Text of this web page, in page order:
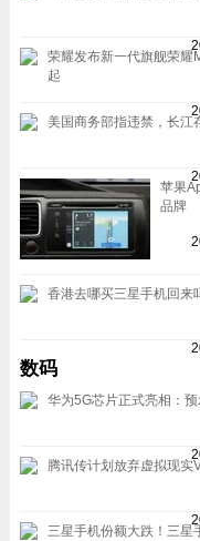
荣耀发布新一代旗舰荣
起
美国商务部指违禁，长江
苹果
品牌
香港去哪买三星手机回来
数码
华为5G芯片正式亮相：
腾讯传计划放弃虚拟现实
三星手机份额大跌！三星